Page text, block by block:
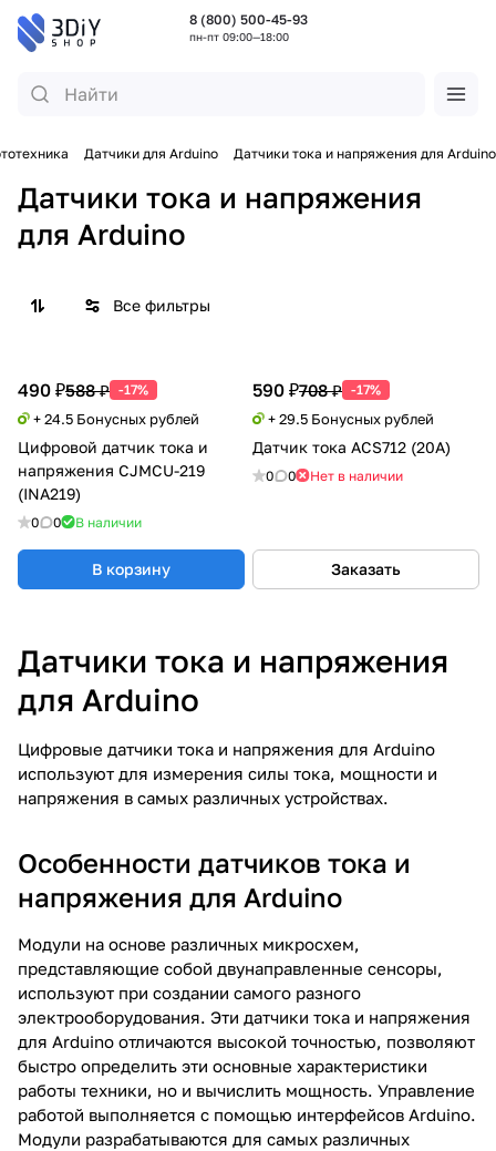
8 (800) 500-45-93
пн-пт 09:00—18:00
Датчики для Arduino Датчики тока и напряжения для Arduino
Датчики тока и напряжения
для Arduino
Все фильтры
490 ₽588 ₽ -17%
+ 24.5 Бонусных рублей
Цифровой датчик тока и
напряжения CJMCU-219
(INA219)
0 0 В наличии
В корзину
590 ₽708 ₽ -17%
+ 29.5 Бонусных рублей
Датчик тока ACS712 (20А)
0 0 Нет в наличии
Заказать
Датчики тока и напряжения
для Arduino
Цифровые датчики тока и напряжения для Arduino
используют для измерения силы тока, мощности и
напряжения в самых различных устройствах.
Особенности датчиков тока и
напряжения для Arduino
Модули на основе различных микросхем,
представляющие собой двунаправленные сенсоры,
используют при создании самого разного
электрооборудования. Эти датчики тока и напряжения
для Arduino отличаются высокой точностью, позволяют
быстро определить эти основные характеристики
работы техники, но и вычислить мощность. Управление
работой выполняется с помощью интерфейсов Arduino.
Модули разрабатываются для самых различных